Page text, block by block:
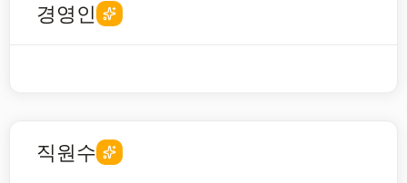
경영인
직원수